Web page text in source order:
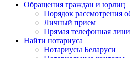
Обращения граждан и юрлиц
Порядок рассмотрения
Личный прием
Прямая телефонная
Найти нотариуса
Нотариусы Беларуси